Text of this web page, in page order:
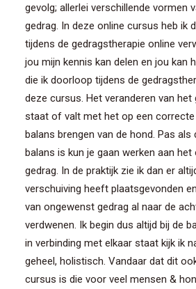
gevolg; allerlei verschillende vormen
gedrag. In deze online cursus heb ik
tijdens de gedragstherapie online
jou mijn kennis kan delen en jou kan
die ik doorloop tijdens de
deze cursus. Het veranderen van het
staat of valt met het op een correcte
balans brengen van de hond. Pas als
balans is kun je gaan werken aan het
gedrag. In de praktijk zie ik dan er
verschuiving heeft plaatsgevonden
van ongewenst gedrag al naar de
verdwenen. Ik begin dus altijd bij de
in verbinding met elkaar staat kijk ik
geheel, holistisch. Vandaar dat dit
cursus is die voor veel mensen &